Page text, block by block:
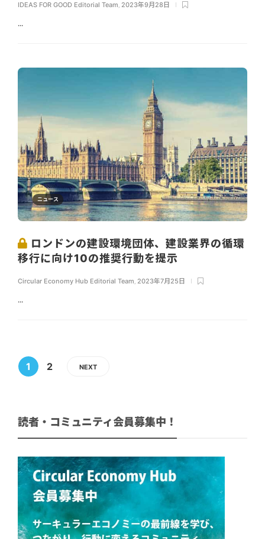
IDEAS FOR GOOD Editorial Team, 2023年9月28日
...
ニュース
ロンドンの建設環境団体、建設業界の循環
移行に向け10の推奨行動を提示
Circular Economy Hub Editorial Team, 2023年7月25日
...
1 2 NEXT
読者・コミュニティ会員募集中！